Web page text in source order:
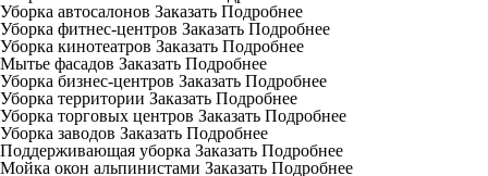
Уборка автосалонов Заказать Подробнее
Уборка фитнес-центров Заказать Подробнее
Уборка кинотеатров Заказать Подробнее
Мытье фасадов Заказать Подробнее
Уборка бизнес-центров Заказать Подробнее
Уборка территории Заказать Подробнее
Уборка торговых центров Заказать Подробнее
Уборка заводов Заказать Подробнее
Поддерживающая уборка Заказать Подробнее
Мойка окон альпинистами Заказать Подробнее